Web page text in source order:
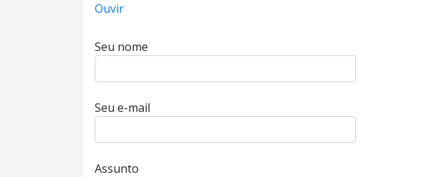
Ouvir
Seu nome
Seu e-mail
Assunto